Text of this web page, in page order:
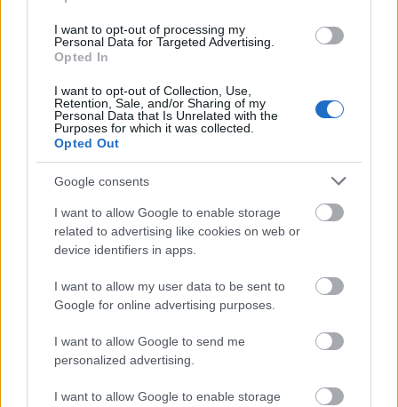
I want to opt-out of processing my
Personal Data for Targeted Advertising.
Opted In
I want to opt-out of Collection, Use,
Retention, Sale, and/or Sharing of my
Personal Data that Is Unrelated with the
Purposes for which it was collected.
Opted Out
Google consents
I want to allow Google to enable storage
related to advertising like cookies on web or
device identifiers in apps.
I want to allow my user data to be sent to
Google for online advertising purposes.
I want to allow Google to send me
personalized advertising.
I want to allow Google to enable storage
Τον Ιούνιο του 2022, το νέο
Νορβηγίαςθα γίνει το μεγαλύτερο μουσείο στις
σκανδιναβικές χώρες και αναμφίβολα θα εδραιώσει τη
θέση τουΌσλοως μία από τις μεγάλες πολιτιστικές
πρωτεύουσες της Ευρώπης. Η συλλογή του μουσείου
περιλαμβάνει 100.000 εκθέματα – από εντυπωσιακές
ταπισερί του τέλους του 12ου αιώνα, μέχρι τη διάσημη
«Κραυγή» του Έντβαρτ Μουνκ. Το νέο κτήριο του
μουσείου, συνολικής επιφάνειας 54.600 τ.μ., φέρει την
υπογραφή των αρχιτεκτόνων Kleihues + Schuwerk, ενώ
το πιο ξεχωριστό τμήμα του είναι η 2.400 τ.μ. Αίθουσα
του Φωτός στην κορυφή του κτηρίου.